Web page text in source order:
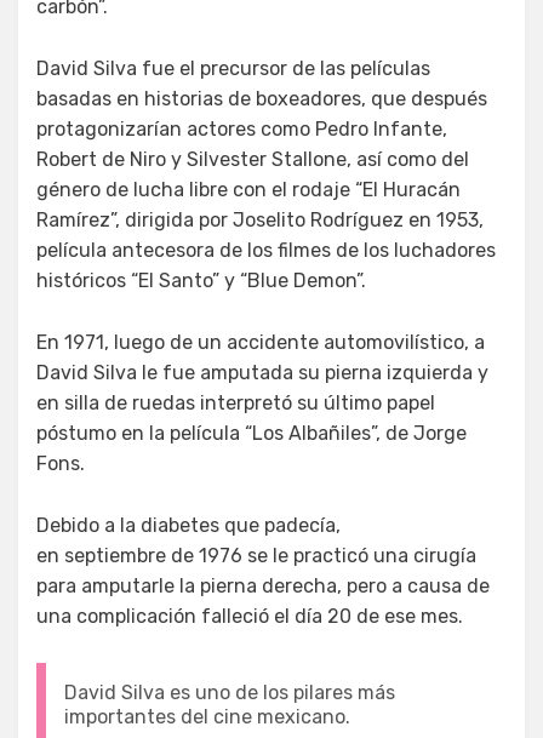
carbón”.
David Silva fue el precursor de las películas
basadas en historias de boxeadores, que después
protagonizarían actores como Pedro Infante,
Robert de Niro y Silvester Stallone, así como del
género de lucha libre con el rodaje “El Huracán
Ramírez”, dirigida por Joselito Rodríguez en 1953,
película antecesora de los filmes de los luchadores
históricos “El Santo” y “Blue Demon”.
En 1971, luego de un accidente automovilístico, a
David Silva le fue amputada su pierna izquierda y
en silla de ruedas interpretó su último papel
póstumo en la película “Los Albañiles”, de Jorge
Fons.
Debido a la diabetes que padecía,
en septiembre de 1976 se le practicó una cirugía
para amputarle la pierna derecha, pero a causa de
una complicación falleció el día 20 de ese mes.
David Silva es uno de los pilares más
importantes del cine mexicano.